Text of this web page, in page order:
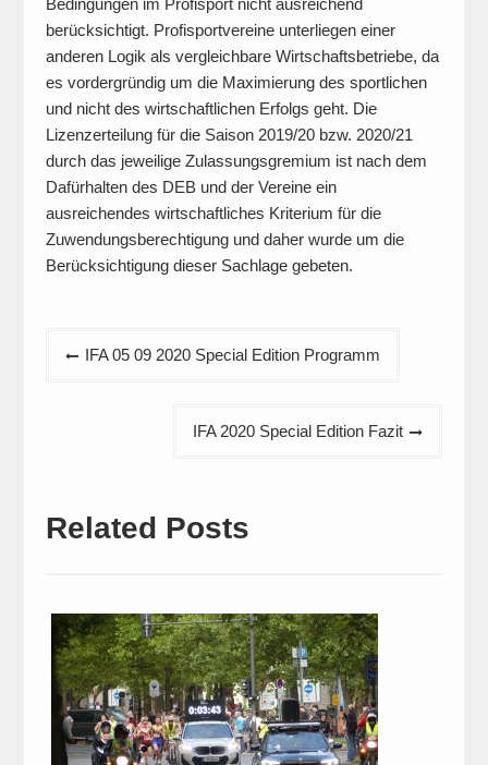
Bedingungen im Profisport nicht ausreichend
berücksichtigt. Profisportvereine unterliegen einer
anderen Logik als vergleichbare Wirtschaftsbetriebe, da
es vordergründig um die Maximierung des sportlichen
und nicht des wirtschaftlichen Erfolgs geht. Die
Lizenzerteilung für die Saison 2019/20 bzw. 2020/21
durch das jeweilige Zulassungsgremium ist nach dem
Dafürhalten des DEB und der Vereine ein
ausreichendes wirtschaftliches Kriterium für die
Zuwendungsberechtigung und daher wurde um die
Berücksichtigung dieser Sachlage gebeten.
Beitragsnavigation
IFA 05 09 2020 Special Edition Programm
IFA 2020 Special Edition Fazit
Related Posts